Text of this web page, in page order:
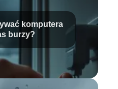
komputera
burzy?